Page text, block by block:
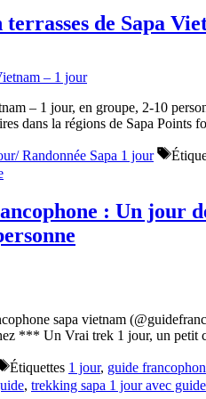
de Sapa
– 1 jour, en groupe, 2-10
dans la régions de Sapa Points
Randonnée Sapa 1 jour
: Un jour
sapa vietnam
*** Un Vrai trek 1 jour, un
Étiquettes 1 jour, guide
, trekking sapa 1 jour avec guide